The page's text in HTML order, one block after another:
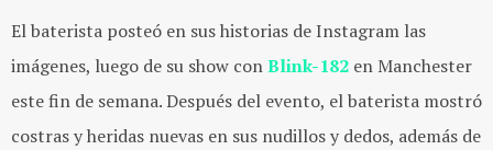
El baterista posteó en sus historias de Instagram las
imágenes, luego de su show conBlink-182 en Manchester
este fin de semana. Después del evento, el baterista mostró
costras y heridas nuevas en sus nudillos y dedos, además de